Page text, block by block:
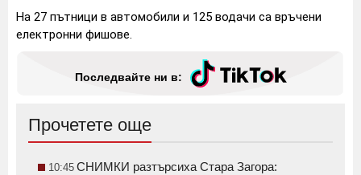
На 27 пътници в автомобили и 125 водачи са връчени
електронни фишове.
Последвайте ни в:
Прочетете още
10:45 СНИМКИ разтърсиха Стара Загора: